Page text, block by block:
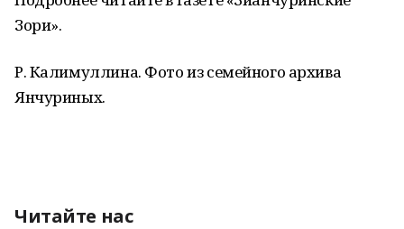
Зори».
Р. Калимуллина. Фото из семейного архива
Янчуриных.
Читайте нас